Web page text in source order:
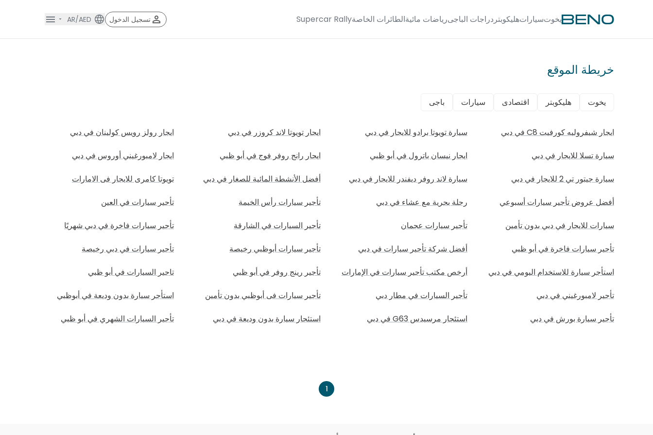
يخوتسياراتهليكوبتر دراجات الباجىرياضات مائيةالطائرات الخاصةSupercar Rally تسجيل الدخول AR/AED
خريطة الموقع
يخوت هليكوبتر اقتصادى سيارات باجى
ايجار شيفروليه كورفيت C8 في دبي سيارة تويوتا برادو للايجار في دبي ايجار تويوتا لاند كروزر في دبي ايجار رولز رويس كولينان في دبي
سيارة تسلا للايجار في دبي ايجار نيسان باترول في أبو ظبي ايجار رانج روفر فوج في أبو ظبي ايجار لامبورغيني أوروس في دبي
سيارة جيتور تي 2 للايجار في دبي سيارة لاند روفر ديفندر للايجار في دبي أفضل الأنشطة المائية للصغار في دبي تويوتا كامرى للايجار فى الامارات
أفضل عروض تأجير سيارات أسبوعي رحلة بحرية مع عشاء في دبي تأجير سيارات رأس الخيمة تأجير سيارات في العين
سيارات للايجار في دبي بدون تأمين تأجير سيارات عجمان تأجير السيارات في الشارقة تأجير سيارات فاخرة في دبي شهريًا
تأجير سيارات فاخرة في أبو ظبي أفضل شركة تأجير سيارات في دبي تأجير سيارات أبوظبي رخيصة تأجير سيارات في دبي رخيصة
استأجر سيارة للاستخدام اليومي في دبي أرخص مكتب تأجير سيارات في الإمارات تأجير رينج روفر في أبو ظبي تاجير السيارات في أبو ظبي
تأجير لامبورغيني في دبي تأجير السيارات في مطار دبي تأجير سيارات فى أبوظبي بدون تأمين استأجر سيارة بدون وديعة في أبوظبي
تأجير سيارة بورش في دبي استئجار مرسيدس G63 في دبي استئجار سيارة بدون وديعة في دبي تأجير السيارات الشهري في أبو ظبي
1